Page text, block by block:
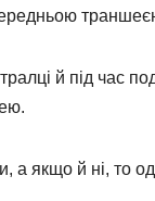
й під час
а якщо й ні, то